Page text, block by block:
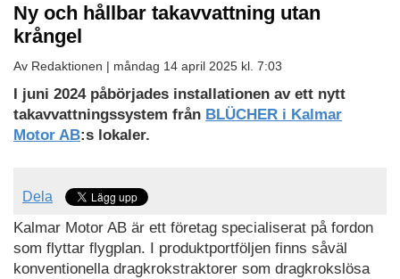
Ny och hållbar takavvattning utan
krångel
Av Redaktionen | måndag 14 april 2025 kl. 7:03
Ladda
ned
som
I juni 2024 påbörjades installationen av ett nytt
takavvattningssystem från BLÜCHER i Kalmar
Motor AB:s lokaler.
Dela
Kalmar Motor AB är ett företag specialiserat på fordon
som flyttar flygplan. I produktportföljen finns såväl
konventionella dragkrokstraktorer som dragkrokslösa